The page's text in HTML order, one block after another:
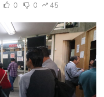
0 0 45